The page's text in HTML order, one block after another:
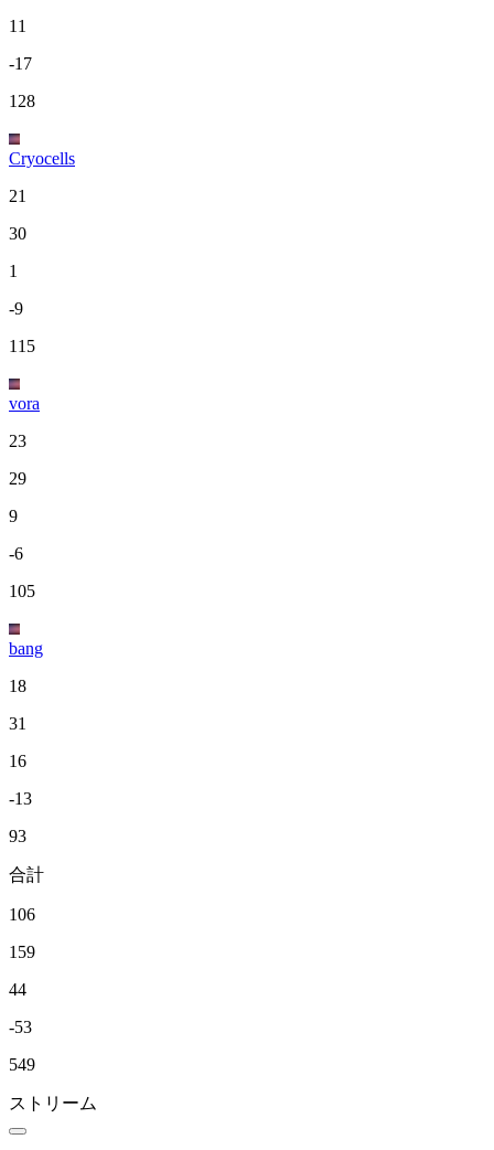
11
-17
128
Cryocells
21
30
1
-9
115
vora
23
29
9
-6
105
bang
18
31
16
-13
93
合計
106
159
44
-53
549
ストリーム